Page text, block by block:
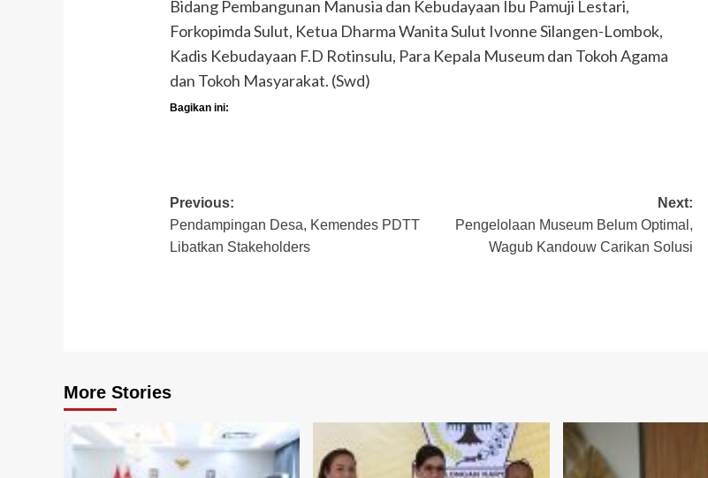
Bidang Pembangunan Manusia dan Kebudayaan Ibu Pamuji Lestari,
Forkopimda Sulut, Ketua Dharma Wanita Sulut Ivonne Silangen-Lombok,
Kadis Kebudayaan F.D Rotinsulu, Para Kepala Museum dan Tokoh Agama
dan Tokoh Masyarakat. (Swd)
Bagikan ini:
Post
navigation
Previous:
Pendampingan Desa, Kemendes PDTT
Libatkan Stakeholders
Next:
Pengelolaan Museum Belum Optimal,
Wagub Kandouw Carikan Solusi
More Stories